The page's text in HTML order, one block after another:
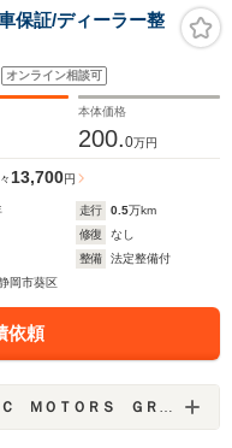
保証/ディーラー整
オンライン相談可
本体価格
200.0万円
13,700円
走行 0.5万km
修復
なし
整備
法定整備付
岡市葵区
依頼
ＯＴＯＲＳ ＧＲＯＵＰ